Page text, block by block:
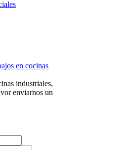
industriales,
enviarnos un